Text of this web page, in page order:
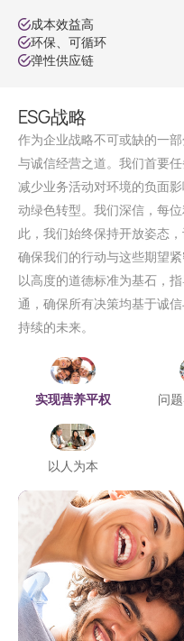
成本效益高
环保、可循环
弹性供应链
ESG战略
作为企业战略不可或缺的一
与诚信经营之道。我们首要
减少业务活动对环境的负面
动绿色转型。我们深信，每
此，我们始终保持开放姿态
确保我们的行动与这些期望
以高度的道德标准为基石，
通，确保所有决策均基于诚
持续的未来。
实现营养平权 问
以人为本